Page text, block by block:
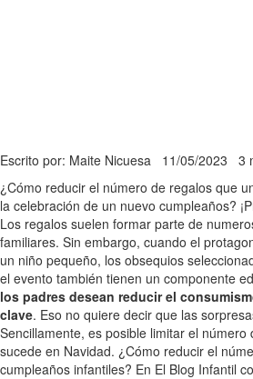
Escrito por: Maite Nicuesa 11/05/2023 3
¿Cómo reducir el número de regalos que
la celebración de un nuevo cumpleaños?
Los regalos suelen formar parte de
familiares. Sin embargo, cuando el
un niño pequeño, los obsequios
el evento también tienen un componente
los padres desean reducir el
clave. Eso no quiere decir que las
Sencillamente, es posible limitar el
sucede en Navidad. ¿Cómo reducir el
cumpleaños infantiles? En El Blog Infantil